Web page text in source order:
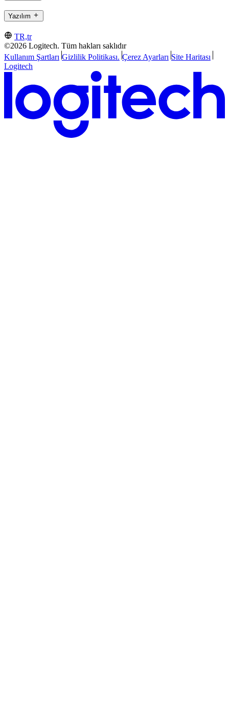
Yazılım
TR,tr
©2026 Logitech. Tüm hakları saklıdır
Kullanım Şartları Gizlilik Politikası. Çerez Ayarları Site Haritası
Logitech